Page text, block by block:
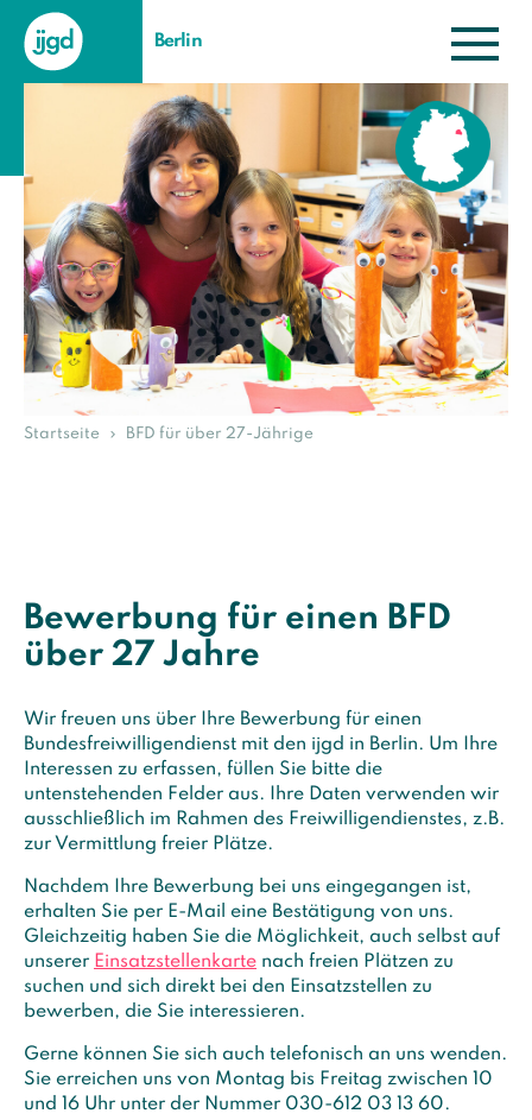
Berlin
Startseite BFD für über 27-Jährige
Bewerbung für einen BFD
über 27 Jahre
Wir freuen uns über Ihre Bewerbung für einen
Bundesfreiwilligendienst mit den ijgd in Berlin. Um Ihre
Interessen zu erfassen, füllen Sie bitte die
untenstehenden Felder aus. Ihre Daten verwenden wir
ausschließlich im Rahmen des Freiwilligendienstes, z.B.
zur Vermittlung freier Plätze.
Nachdem Ihre Bewerbung bei uns eingegangen ist,
erhalten Sie per E-Mail eine Bestätigung von uns.
Gleichzeitig haben Sie die Möglichkeit, auch selbst auf
unserer Einsatzstellenkarte nach freien Plätzen zu
suchen und sich direkt bei den Einsatzstellen zu
bewerben, die Sie interessieren.
Gerne können Sie sich auch telefonisch an uns wenden.
Sie erreichen uns von Montag bis Freitag zwischen 10
und 16 Uhr unter der Nummer 030-612 03 13 60.